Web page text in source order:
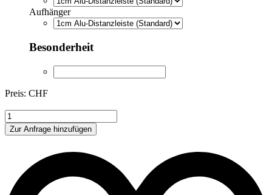
Aufhänger
Besonderheit
Preis: CHF
YB016
Menge
Zur Anfrage hinzufügen